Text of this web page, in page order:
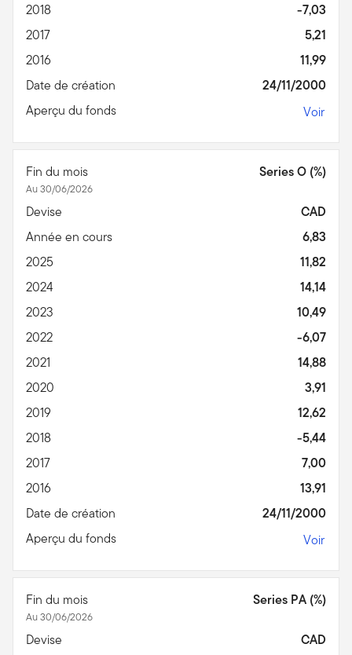
2018
-7,03
2017
5,21
2016
11,99
Date de création
24/11/2000
Aperçu du fonds
Voir
Fin du mois
Au 30/06/2026
Series O (%)
Devise
CAD
Année en cours
6,83
2025
11,82
2024
14,14
2023
10,49
2022
-6,07
2021
14,88
2020
3,91
2019
12,62
2018
-5,44
2017
7,00
2016
13,91
Date de création
24/11/2000
Aperçu du fonds
Voir
Fin du mois
Au 30/06/2026
Series PA (%)
Devise
CAD